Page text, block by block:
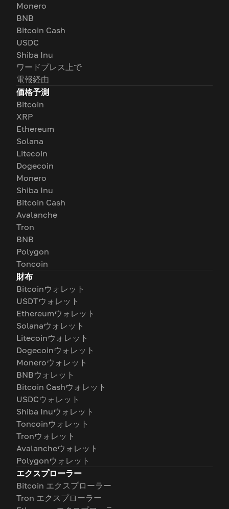
Monero
BNB
Bitcoin Cash
USDC
Shiba Inu
ワードプレス上で
電報経由
価格予測
Bitcoin
XRP
Ethereum
Solana
Litecoin
Dogecoin
Monero
Shiba Inu
Bitcoin Cash
Avalanche
Tron
BNB
Polygon
Toncoin
財布
Bitcoinウォレット
USDTウォレット
Ethereumウォレット
Solanaウォレット
Litecoinウォレット
Dogecoinウォレット
Moneroウォレット
BNBウォレット
Bitcoin Cashウォレット
USDCウォレット
Shiba Inuウォレット
Toncoinウォレット
Tronウォレット
Avalancheウォレット
Polygonウォレット
エクスプローラー
Bitcoin エクスプローラー
Tron エクスプローラー